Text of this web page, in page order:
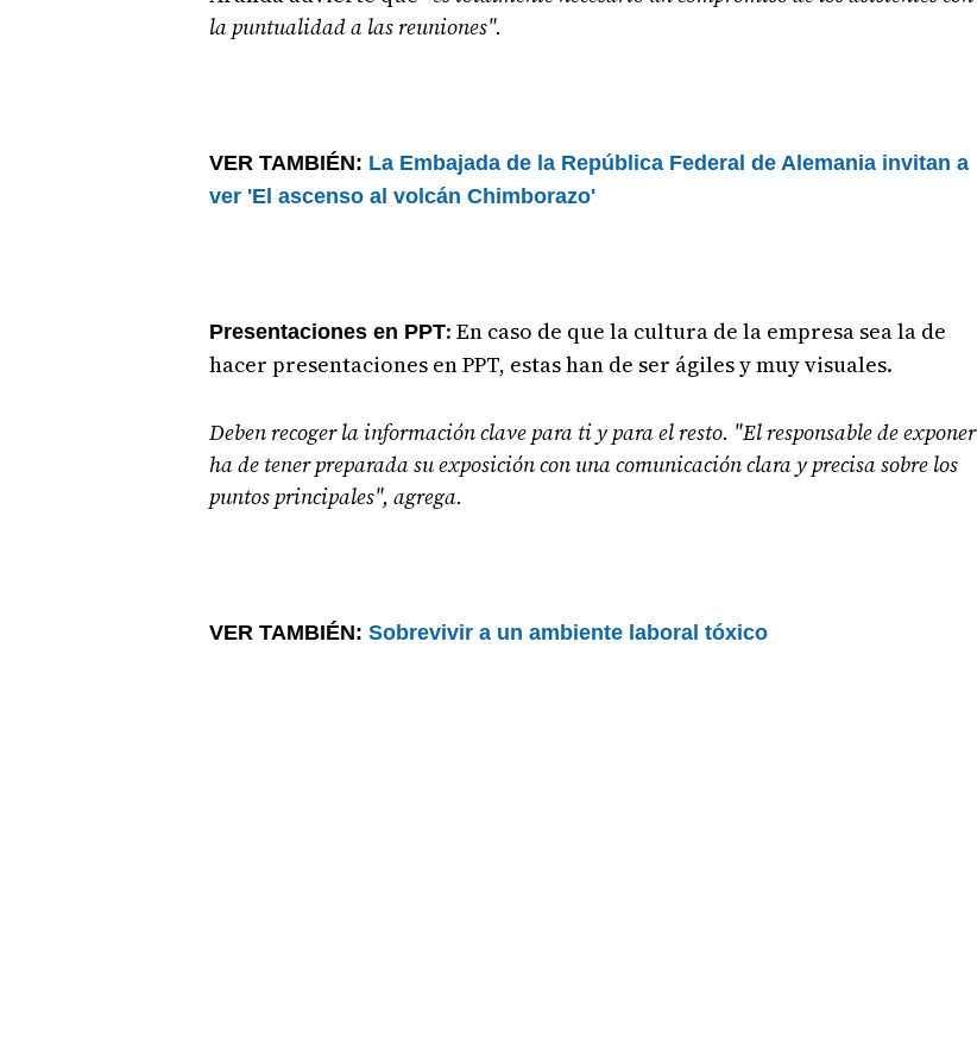
la puntualidad a las reuniones".
VER TAMBIÉN: La Embajada de la República Federal de Alemania invitan a
ver 'El ascenso al volcán Chimborazo'
Presentaciones en PPT: En caso de que la cultura de la empresa sea la de
hacer presentaciones en PPT, estas han de ser ágiles y muy visuales.
Deben recoger la información clave para ti y para el resto. "El responsable de exponer
ha de tener preparada su exposición con una comunicación clara y precisa sobre los
puntos principales", agrega.
VER TAMBIÉN: Sobrevivir a un ambiente laboral tóxico